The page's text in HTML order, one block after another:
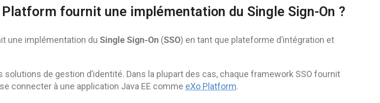
Platform fournit une implémentation du Single Sign-On ?
une implémentation du SingleSign-On (SSO) en tant que plateforme d’intégration et
de gestion d’identité. Dans la plupart des cas, chaque framework SSO fournit
connecter à une application Java EE comme eXoP latform.